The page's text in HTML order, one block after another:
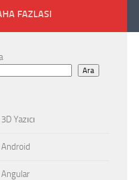
FAZLASI
Ara
3D Yazıcı
Android
Angular